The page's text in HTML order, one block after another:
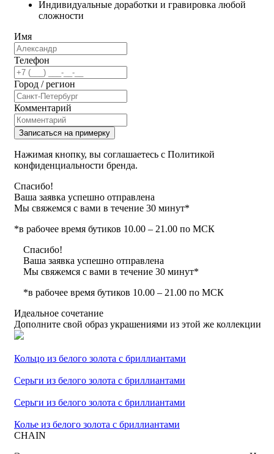
Индивидуальные доработки и гравировка любой
сложности
Имя
Телефон
Город / регион
Комментарий
Записаться на примерку
Нажимая кнопку, вы соглашаетесь с Политикой
конфиденциальности бренда.
Спасибо!
Ваша заявка успешно отправлена
Мы свяжемся с вами в течение 30 минут*
*в рабочее время бутиков 10.00 – 21.00 по МСК
Спасибо!
Ваша заявка успешно отправлена
Мы свяжемся с вами в течение 30 минут*
*в рабочее время бутиков 10.00 – 21.00 по МСК
Идеальное сочетание
Дополните свой образ украшениями из этой же коллекции
Кольцо из белого золота с бриллиантами
Серьги из белого золота с бриллиантами
Серьги из белого золота с бриллиантами
Колье из белого золота с бриллиантами
CHAIN